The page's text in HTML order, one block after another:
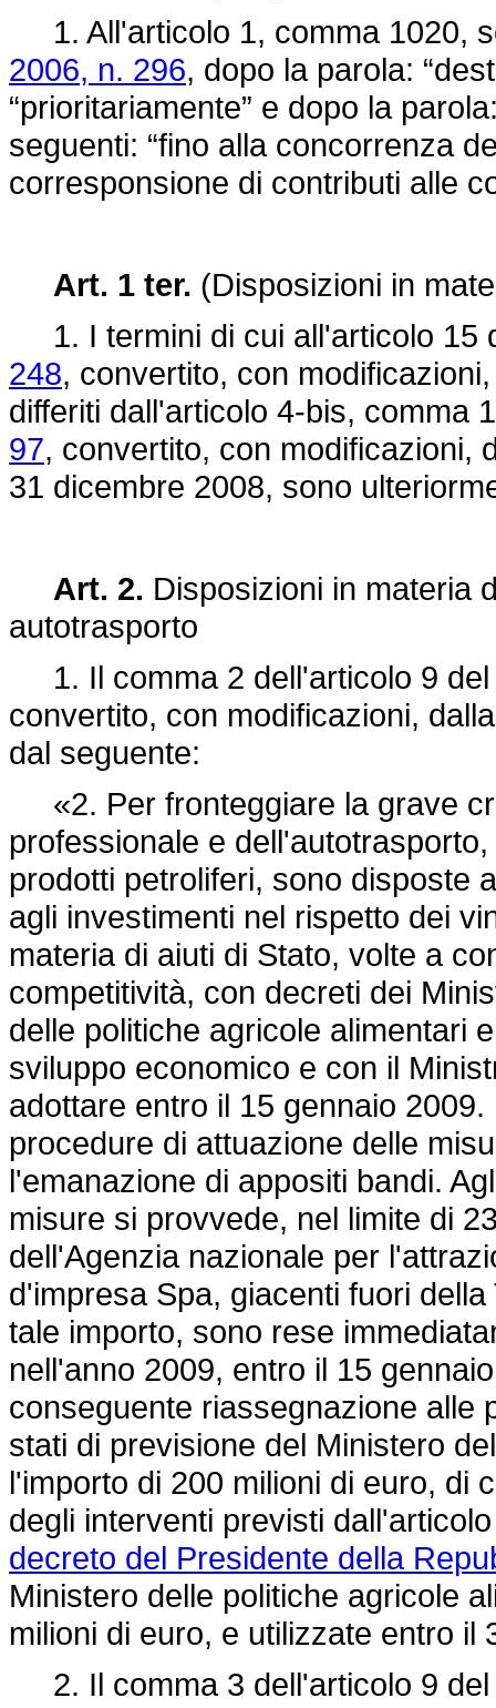
1. All'articolo 1, comma 1020,
2006, n. 296, dopo la parola:
“prioritariamente” e dopo la
seguenti: “fino alla concorrenza
corresponsione di contributi alle
Art. 1 ter. (Disposizioni in
1. I termini di cui all'articolo 15
248, convertito, con
differiti dall'articolo 4-bis, comma
97, convertito, con modificazioni,
31 dicembre 2008, sono
Art. 2. Disposizioni in materia
autotrasporto
1. Il comma 2 dell'articolo 9
convertito, con modificazioni,
dal seguente:
«2. Per fronteggiare la grave
professionale e
prodotti petroliferi, sono disposte
agli investimenti nel rispetto dei
materia di aiuti di Stato, volte a
competitività, con decreti dei
delle politiche agricole alimentari
sviluppo economico e con il
adottare entro il 15 gennaio
procedure di attuazione delle
l'emanazione di appositi bandi.
misure si provvede, nel limite di
dell'Agenzia nazionale per
d'impresa Spa, giacenti fuori
tale importo, sono rese
nell'anno 2009, entro il 15
conseguente riassegnazione alle
stati di previsione del Ministero
l'importo di 200 milioni di euro, di
degli interventi previsti
decreto del Presidente della
Ministero delle politiche agricole
milioni di euro, e utilizzate entro
2. Il comma 3 dell'articolo 9